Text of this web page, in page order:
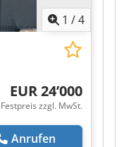
1 /4
EUR 24’000
Festpreis zzgl. MwSt.
Anrufen